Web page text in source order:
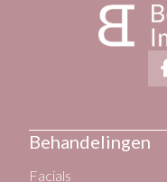
Behandelingen
Facials